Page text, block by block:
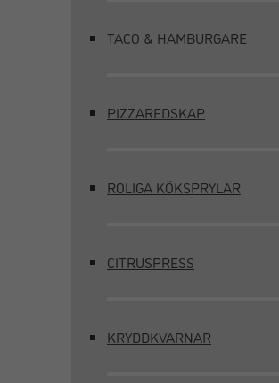
TACO & HAMBURGARE
PIZZAREDSKAP
ROLIGA KÖKSPRYLAR
CITRUSPRESS
KRYDDKVARNAR